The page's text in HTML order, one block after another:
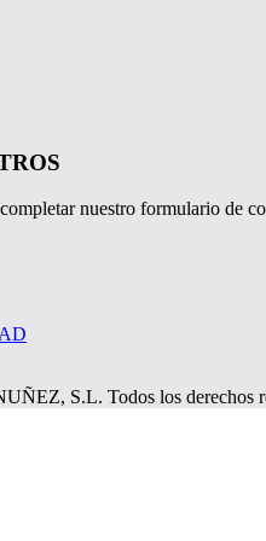
nuestro formulario de
S.L. Todos los derechos